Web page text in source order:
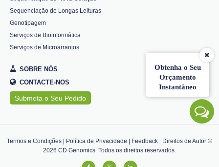
Obtenha o Seu
Orçamento
Instantâneo
Sequenciação de Longas Leituras
Genotipagem
Serviços de Bioinformática
Serviços de Microarranjos
SOBRE NÓS
CONTACTE-NOS
Submeta o Seu Pedido
Termos e Condições Política de Privacidade Feedback Direitos de Autor ©
2026 CD Genomics. Todos os direitos reservados.